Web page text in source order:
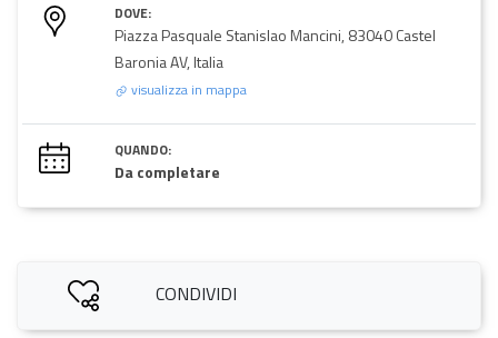
DOVE:
Piazza Pasquale Stanislao Mancini, 83040 Castel
Baronia AV, Italia
visualizza in mappa
QUANDO:
Da completare
CONDIVIDI